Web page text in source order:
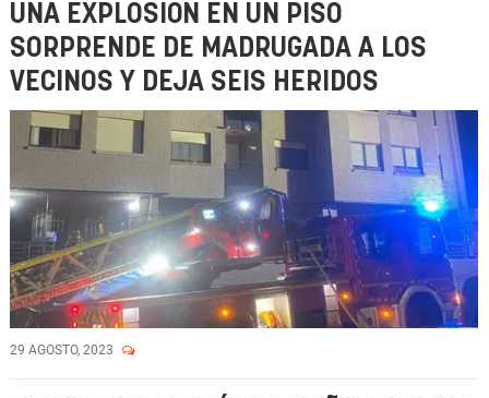
UNA EXPLOSIÓN EN UN PISO
SORPRENDE DE MADRUGADA A LOS
VECINOS Y DEJA SEIS HERIDOS
29 AGOSTO, 2023